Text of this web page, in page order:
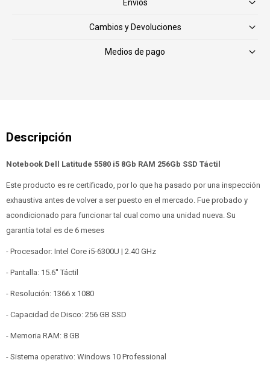
Envíos
Cambios y Devoluciones
Medios de pago
Notebook Dell Latitude 5580 i5 8Gb RAM 256Gb SSD Táctil
Este producto es re certificado, por lo que ha pasado por una inspección
exhaustiva antes de volver a ser puesto en el mercado. Fue probado y
acondicionado para funcionar tal cual como una unidad nueva. Su
garantía total es de 6 meses
- Procesador: Intel Core i5-6300U | 2.40 GHz
- Pantalla: 15.6'' Táctil
- Resolución: 1366 x 1080
- Capacidad de Disco: 256 GB SSD
- Memoria RAM: 8 GB
- Sistema operativo: Windows 10 Professional